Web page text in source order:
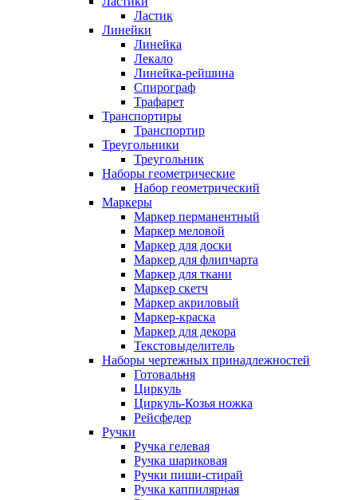
Ластик
Линейки
Линейка
Лекало
Линейка-рейшина
Спирограф
Трафарет
Транспортиры
Транспортир
Треугольники
Треугольник
Наборы геометрические
Набор геометрический
Маркеры
Маркер перманентный
Маркер меловой
Маркер для доски
Маркер для флипчарта
Маркер для ткани
Маркер скетч
Маркер акриловый
Маркер-краска
Маркер для декора
Текстовыделитель
Наборы чертежных принадлежностей
Готовальня
Циркуль
Циркуль-Козья ножка
Рейсфедер
Ручки
Ручка гелевая
Ручка шариковая
Ручки пиши-стирай
Ручка каппилярная